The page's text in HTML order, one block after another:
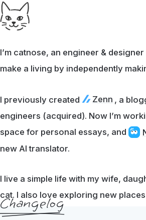
I’m catnose, an engineer &
make a living by independently
I previously created Zenn , a
engineers (acquired). Now I’m
space for personal essays, and
new AI translator.
I live a simple life with my wife,
cat. I also love exploring new places
Changelog